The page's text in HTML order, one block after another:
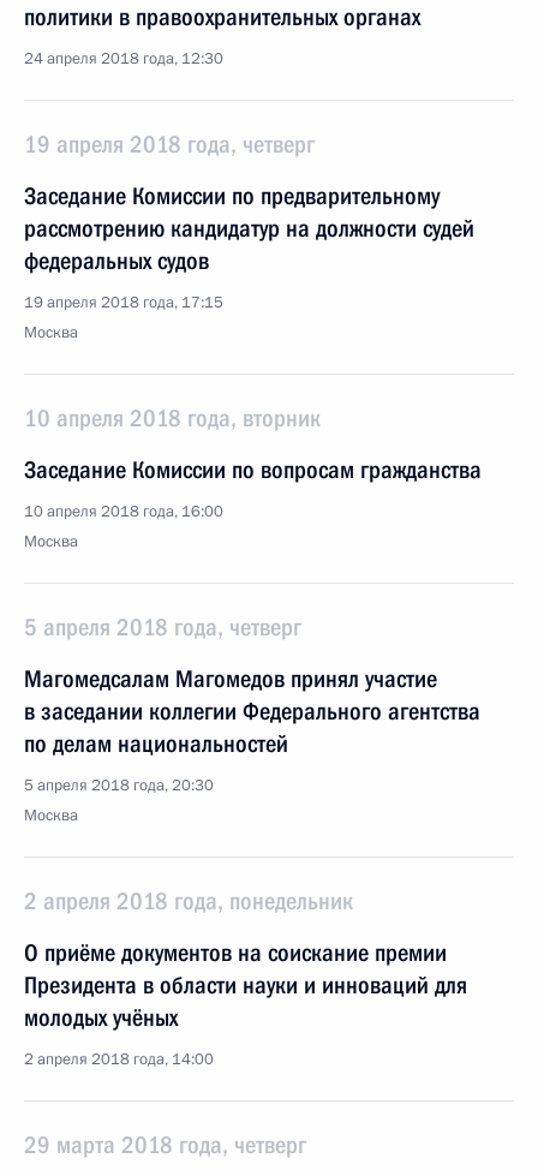
политики в правоохранительных органах
24 апреля 2018 года, 12:30
19 апреля 2018 года, четверг
Заседание Комиссии по предварительному
рассмотрению кандидатур на должности судей
федеральных судов
19 апреля 2018 года, 17:15
Москва
10 апреля 2018 года, вторник
Заседание Комиссии по вопросам гражданства
10 апреля 2018 года, 16:00
Москва
5 апреля 2018 года, четверг
Магомедсалам Магомедов принял участие
в заседании коллегии Федерального агентства
по делам национальностей
5 апреля 2018 года, 20:30
Москва
2 апреля 2018 года, понедельник
О приёме документов на соискание премии
Президента в области науки и инноваций для
молодых учёных
2 апреля 2018 года, 14:00
29 марта 2018 года, четверг